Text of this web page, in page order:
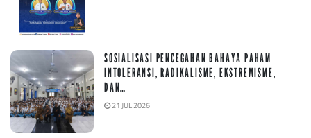
SOSIALISASI PENCEGAHAN BAHAYA PAHAM
INTOLERANSI, RADIKALISME, EKSTREMISME,
DAN…
21 JUL 2026